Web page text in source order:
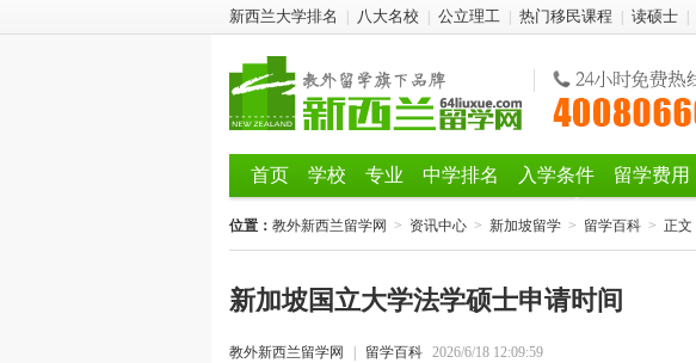
新西兰大学排名 八大名校 公立理工 热门移民课程 读硕士
首页 学校 专业 中学排名 入学条件 留学费用
位置： 教外新西兰留学网 > 资讯中心 > 新加坡留学 > 留学百科 > 正文
新加坡国立大学法学硕士申请时间
教外新西兰留学网 留学百科 2026/6/18 12:09:59